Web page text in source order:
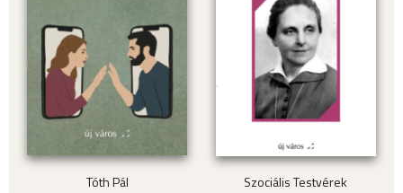
Tóth Pál
Szociális Testvérek